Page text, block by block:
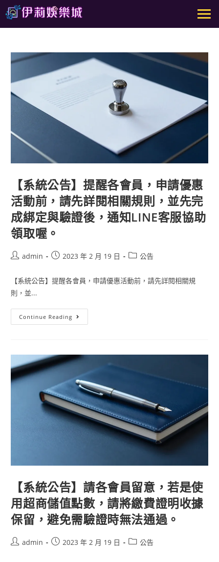
【系統公告】提醒各會員，申請優惠
活動前，請先詳閱相關規則，並先完
成綁定與驗證後，通知LINE客服協助
領取喔。
admin 2023 年 2 月 19 日 公告
【系統公告】提醒各會員，申請優惠活動前，請先詳閱相關規
則，並...
Continue Reading
【系統公告】請各會員留意，若是使
用超商儲值點數，請將繳費證明收據
保留，避免需驗證時無法通過。
admin 2023 年 2 月 19 日 公告